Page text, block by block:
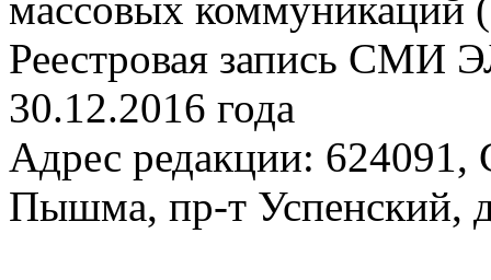
массовых коммуникаций
Реестровая запись СМИ
30.12.2016 года
Адрес редакции: 624091,
Пышма, пр-т Успенский,